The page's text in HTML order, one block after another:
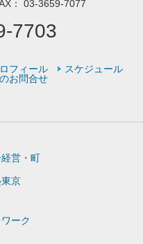
： 03-3659-7077
7703
フィール
スケジュール
お問合せ
営・町
京
ワーク